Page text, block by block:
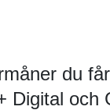
du
Digital